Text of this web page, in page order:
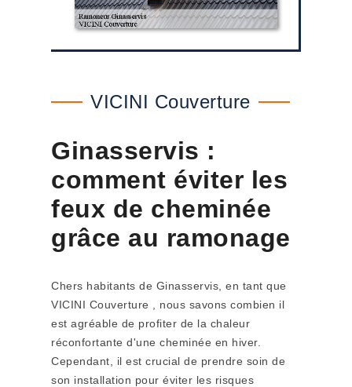
VICINI Couverture
Ginasservis :
comment éviter les
feux de cheminée
grâce au ramonage
Chers habitants de Ginasservis, en tant que
VICINI Couverture , nous savons combien il
est agréable de profiter de la chaleur
réconfortante d'une cheminée en hiver.
Cependant, il est crucial de prendre soin de
son installation pour éviter les risques